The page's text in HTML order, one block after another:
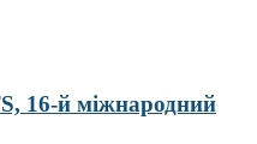
16-й міжнародний